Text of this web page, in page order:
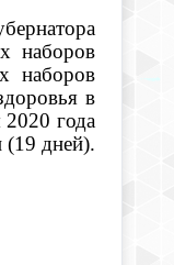
наборов
наборов
в
2020 года
(19 дней).